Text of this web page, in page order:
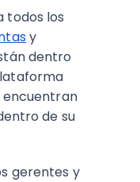
todos los
y
dentro
encuentran
de su
gerentes y